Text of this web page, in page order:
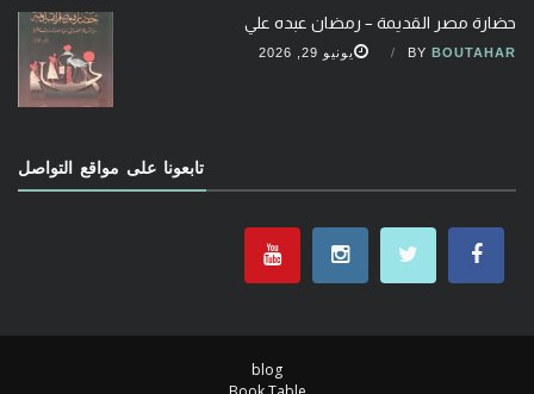
حضارة مصر القديمة – رمضان عبده علي
BY BOUTAHAR يونيو 29, 2026
تابعونا على مواقع التواصل
blog